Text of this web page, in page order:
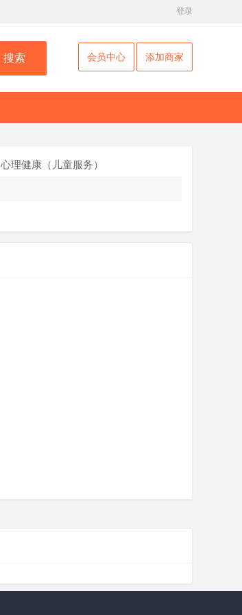
登录
搜索 会员中心 添加商家
心理健康（儿童服务）